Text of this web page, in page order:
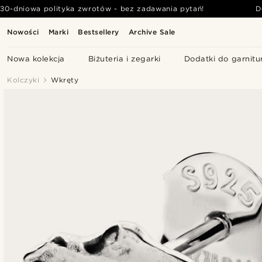
Nowości Marki Bestsellery Archive Sale
Nowa kolekcja Biżuteria i zegarki Dodatki do
30-dniowa polityka zwrotów - bez zadawania pytań!
Kolczyki Wkręty